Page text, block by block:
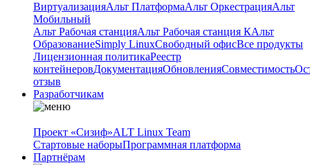
ВиртуализацияАльт ПлатформаАльт ОркестрацияАльт
Мобильный
Альт Рабочая станцияАльт Рабочая станция КАльт
ОбразованиеSimply LinuxСвободный офисВсе продукты
Лицензионная политикаРеестр
контейнеровДокументацияОбновленияСовместимость
отзыв
Разработчикам
Проект «Сизиф»ALT Linux Team
Стартовые наборыПрограммная платформа
Партнёрам